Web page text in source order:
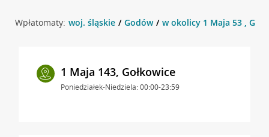
Wpłatomaty: woj. śląskie Godów w okolicy 1 Maja 53 ,
1 Maja 143, Gołkowice
Poniedziałek-Niedziela: 00:00-23:59